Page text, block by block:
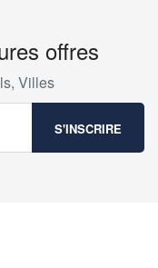
offres
Villes